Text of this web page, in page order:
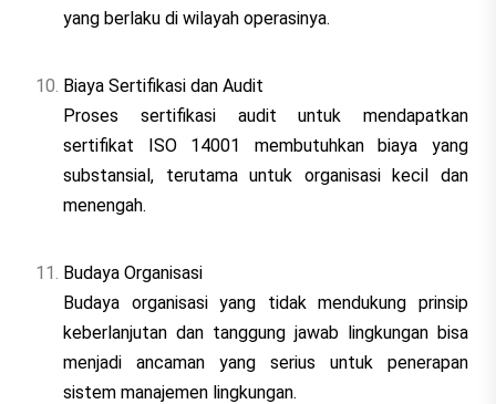
yang berlaku di wilayah operasinya.
Biaya Sertifikasi dan Audit
Proses sertifikasi audit untuk mendapatkan
sertifikat ISO 14001 membutuhkan biaya yang
substansial, terutama untuk organisasi kecil dan
menengah.
Budaya Organisasi
Budaya organisasi yang tidak mendukung prinsip
keberlanjutan dan tanggung jawab lingkungan bisa
menjadi ancaman yang serius untuk penerapan
sistem manajemen lingkungan.